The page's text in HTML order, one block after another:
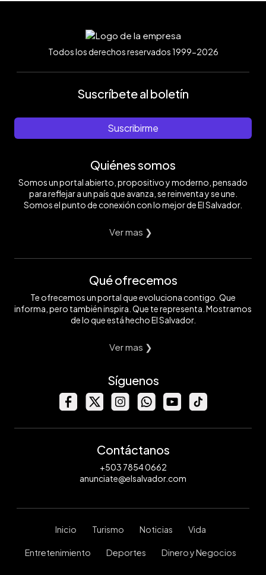
Todos los derechos reservados 1999-2026
Suscríbete al boletín
Suscribirme
Quiénes somos
Somos un portal abierto, propositivo y moderno, pensado
para reflejar a un país que avanza, se reinventa y se une.
Somos el punto de conexión con lo mejor de El Salvador.
Ver mas ❯
Qué ofrecemos
Te ofrecemos un portal que evoluciona contigo. Que
informa, pero también inspira. Que te representa. Mostramos
de lo que está hecho El Salvador.
Ver mas ❯
Síguenos
Contáctanos
+503 7854 0662
anunciate@elsalvador.com
Inicio Turismo Noticias Vida
Entretenimiento Deportes Dinero y Negocios